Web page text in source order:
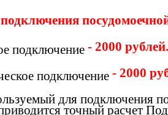
подключение- 2000 рублей.
подключение- 2000
для подключения
точный расчет